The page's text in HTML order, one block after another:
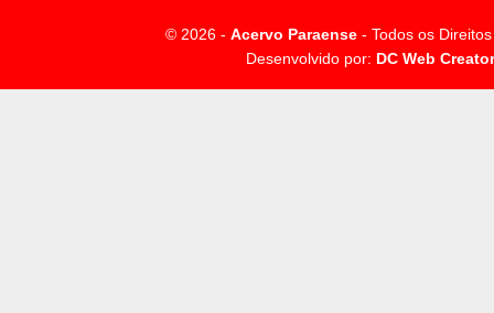
© 2026 - Acervo Paraense - Todos os
Desenvolvido por: DC Web